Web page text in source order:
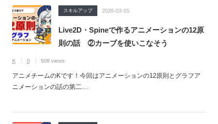
スキルアップ 2026-03-05
Live2D・Spineで作るアニメーションの12原
則の話 ②カーブを使いこなそう
K 0 508 views
アニメチームのKです！今回はアニメーションの12原則とグラフア
ニメーションの話の第二…